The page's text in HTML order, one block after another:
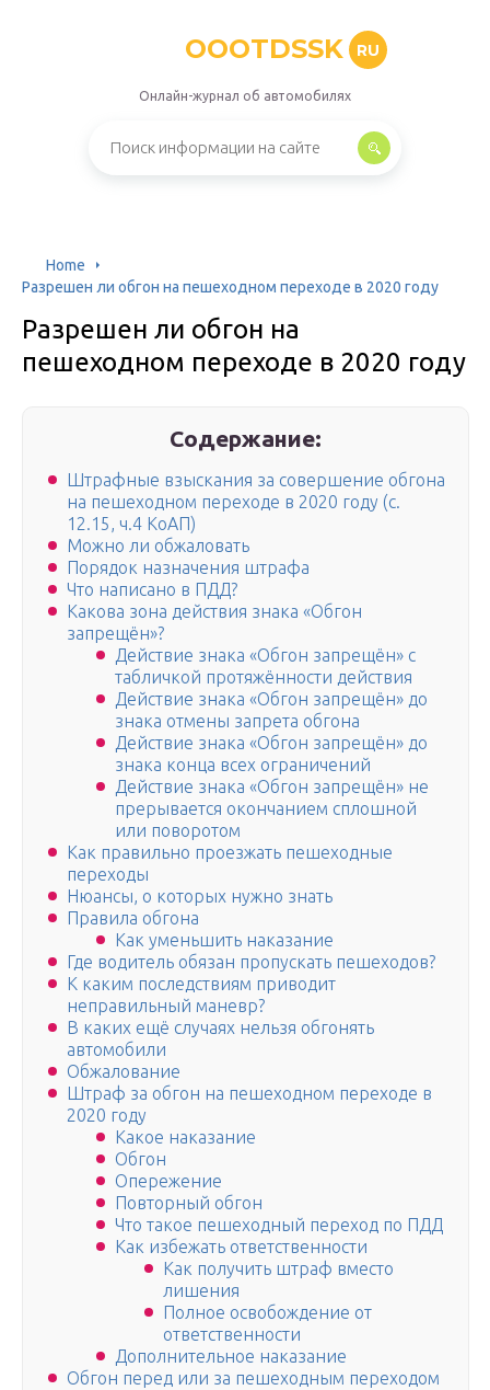
OOOTDSSK RU
Онлайн-журнал об автомобилях
Home
Разрешен ли обгон на пешеходном переходе в 2020 году
Разрешен ли обгон на
пешеходном переходе в 2020 году
Содержание:
Штрафные взыскания за совершение обгона
на пешеходном переходе в 2020 году (с.
12.15, ч.4 КоАП)
Можно ли обжаловать
Порядок назначения штрафа
Что написано в ПДД?
Какова зона действия знака «Обгон
запрещён»?
Действие знака «Обгон запрещён» с
табличкой протяжённости действия
Действие знака «Обгон запрещён» до
знака отмены запрета обгона
Действие знака «Обгон запрещён» до
знака конца всех ограничений
Действие знака «Обгон запрещён» не
прерывается окончанием сплошной
или поворотом
Как правильно проезжать пешеходные
переходы
Нюансы, о которых нужно знать
Правила обгона
Как уменьшить наказание
Где водитель обязан пропускать пешеходов?
К каким последствиям приводит
неправильный маневр?
В каких ещё случаях нельзя обгонять
автомобили
Обжалование
Штраф за обгон на пешеходном переходе в
2020 году
Какое наказание
Обгон
Опережение
Повторный обгон
Что такое пешеходный переход по ПДД
Как избежать ответственности
Как получить штраф вместо
лишения
Полное освобождение от
ответственности
Дополнительное наказание
Обгон перед или за пешеходным переходом